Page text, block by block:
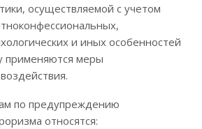
осуществляемой с учетом
и иных особенностей
применяются меры
по предупреждению
относятся: